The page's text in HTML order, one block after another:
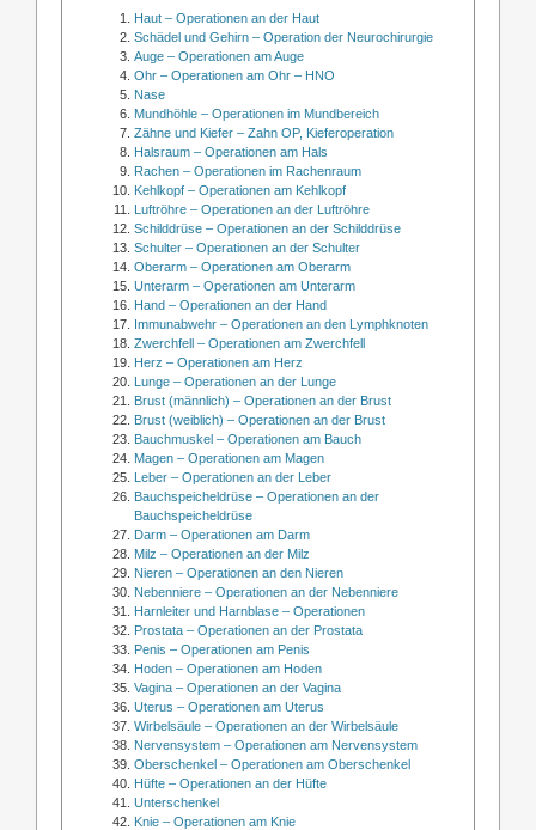
Haut – Operationen an der Haut
Schädel und Gehirn – Operation der Neurochirurgie
Auge – Operationen am Auge
Ohr – Operationen am Ohr – HNO
Nase
Mundhöhle – Operationen im Mundbereich
Zähne und Kiefer – Zahn OP, Kieferoperation
Halsraum – Operationen am Hals
Rachen – Operationen im Rachenraum
Kehlkopf – Operationen am Kehlkopf
Luftröhre – Operationen an der Luftröhre
Schilddrüse – Operationen an der Schilddrüse
Schulter – Operationen an der Schulter
Oberarm – Operationen am Oberarm
Unterarm – Operationen am Unterarm
Hand – Operationen an der Hand
Immunabwehr – Operationen an den Lymphknoten
Zwerchfell – Operationen am Zwerchfell
Herz – Operationen am Herz
Lunge – Operationen an der Lunge
Brust (männlich) – Operationen an der Brust
Brust (weiblich) – Operationen an der Brust
Bauchmuskel – Operationen am Bauch
Magen – Operationen am Magen
Leber – Operationen an der Leber
Bauchspeicheldrüse – Operationen an der
Bauchspeicheldrüse
Darm – Operationen am Darm
Milz – Operationen an der Milz
Nieren – Operationen an den Nieren
Nebenniere – Operationen an der Nebenniere
Harnleiter und Harnblase – Operationen
Prostata – Operationen an der Prostata
Penis – Operationen am Penis
Hoden – Operationen am Hoden
Vagina – Operationen an der Vagina
Uterus – Operationen am Uterus
Wirbelsäule – Operationen an der Wirbelsäule
Nervensystem – Operationen am Nervensystem
Oberschenkel – Operationen am Oberschenkel
Hüfte – Operationen an der Hüfte
Unterschenkel
Knie – Operationen am Knie